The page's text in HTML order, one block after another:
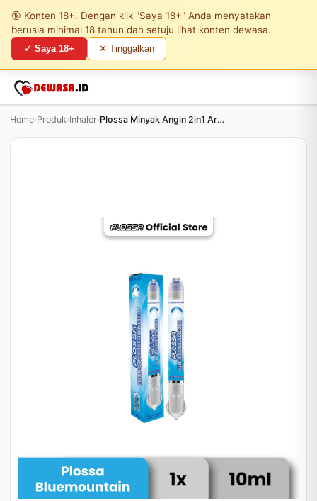
🔞 Konten 18+. Dengan klik "Saya 18+" Anda menyatakan
berusia minimal 18 tahun dan setuju lihat konten dewasa.
✓ Saya 18+ ✕ Tinggalkan
Home›Produk›Inhaler› Plossa Minyak Angin 2in1 Aroma Blue Mountain - 10...